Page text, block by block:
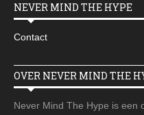
NEVER MIND THE HYPE
Contact
OVER NEVER MIND THE
Never Mind The Hype is een